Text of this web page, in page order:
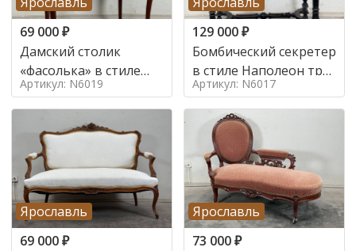
69 000₽
Дамский столик
«фасолька» в стиле
Луи 16,
Артикул: N6019
129 000₽
Бомбический секретер
в стиле Наполеон труа
в стиле
Артикул: N6017
Ярославль
69 000₽
Ярославль
73 000₽